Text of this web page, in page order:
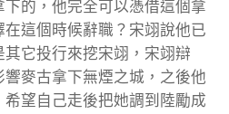
的，他完全可以憑借這個拿
這個時候辭職？宋翊說他已
它投行來挖宋翊，宋翊辯
麥古拿下無煙之城，之後他
望自己走後把她調到陸勵成